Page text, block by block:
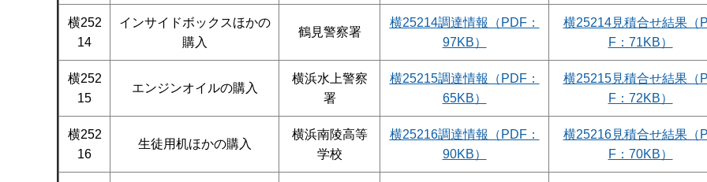
横252
14
インサイドボックスほかの
購入
鶴見警察署
横25214調達情報（PDF：
97KB）
横25214見積合せ結果（
F：71KB）
横252
15
エンジンオイルの購入
横浜水上警察
署
横25215調達情報（PDF：
65KB）
横25215見積合せ結果（
F：72KB）
横252
16
生徒用机ほかの購入
横浜南陵高等
学校
横25216調達情報（PDF：
90KB）
横25216見積合せ結果（
F：70KB）